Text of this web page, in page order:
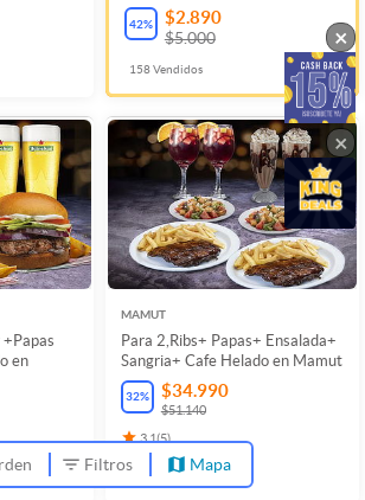
42% $2.890
$5.000
158Vendidos
en
MAMUT
Para 2,Ribs+ Papas+ Ensalada+
Sangria+ Cafe Helado en Mamut
32% $34.990
$51.140
3.1(5)
Vendidos
Filtros Mapa
×
×